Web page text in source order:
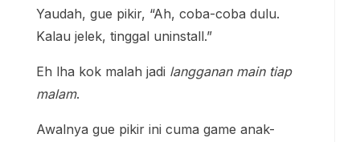
Yaudah, gue pikir, “Ah, coba-coba dulu.
Kalau jelek, tinggal uninstall.”
Eh lha kok malah jadi langganan main tiap
malam.
Awalnya gue pikir ini cuma game anak-